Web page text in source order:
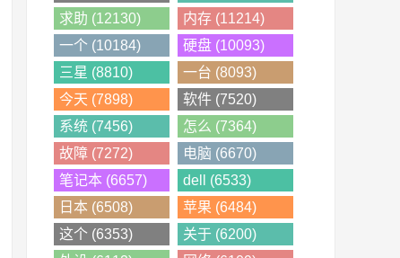
求助 (12130)
内存 (11214)
一个 (10184)
硬盘 (10093)
三星 (8810)
一台 (8093)
今天 (7898)
软件 (7520)
系统 (7456)
怎么 (7364)
故障 (7272)
电脑 (6670)
笔记本 (6657)
dell (6533)
日本 (6508)
苹果 (6484)
这个 (6353)
关于 (6200)